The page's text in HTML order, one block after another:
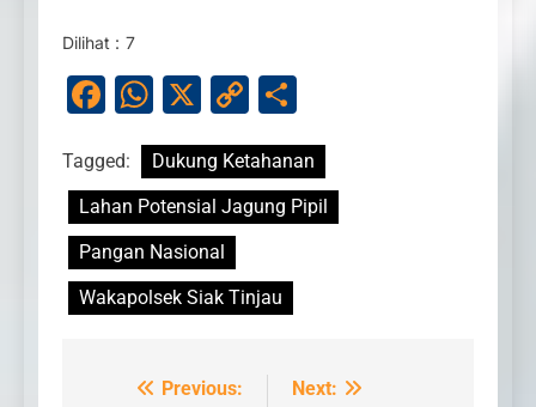
Dilihat : 7
Facebook
WhatsApp
X
Copy
Tagged:
Dukung Ketahanan
Lahan Potensial Jagung Pipil
Pangan Nasional
Wakapolsek Siak Tinjau
NavigasiPrevious: Next: